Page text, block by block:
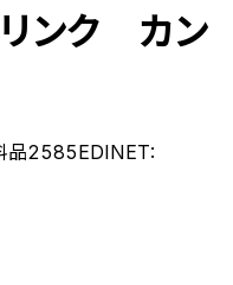
ンク カン
品2585EDINET: